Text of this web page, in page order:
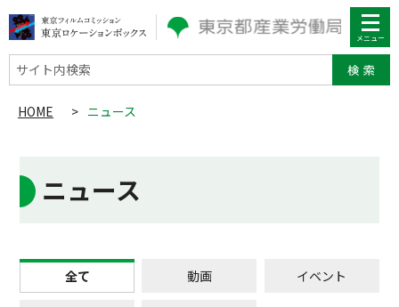
サイト内検索
HOME > ニュース
ニュース
全て 動画 イベント